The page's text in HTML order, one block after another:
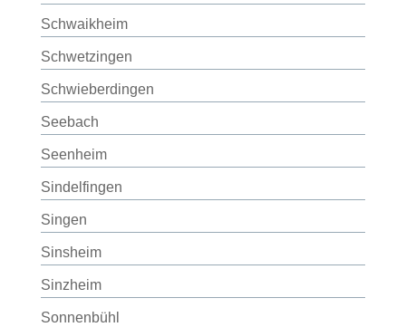
Schwaikheim
Schwetzingen
Schwieberdingen
Seebach
Seenheim
Sindelfingen
Singen
Sinsheim
Sinzheim
Sonnenbühl